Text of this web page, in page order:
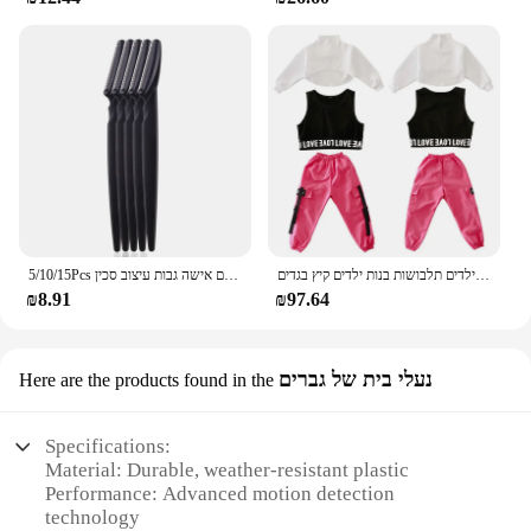
5/10/15Pcs גבות גוזם איפור כלים בטוח עיניים גבות גילוח פנים גוף שיער הסרת מכונת גילוח להבים אישה גבות עיצוב סכין
₪8.91
בנות בוטיק תלבושות 4 6 8 10 123 14 16 18 שנים היפ הופ נים חולצות ילדים תלבושות בנות ילדים קיץ בגדים
₪97.64
Here are the products found in the נעלי בית של גברים
Specifications:
Material: Durable, weather-resistant plastic
Performance: Advanced motion detection
technology